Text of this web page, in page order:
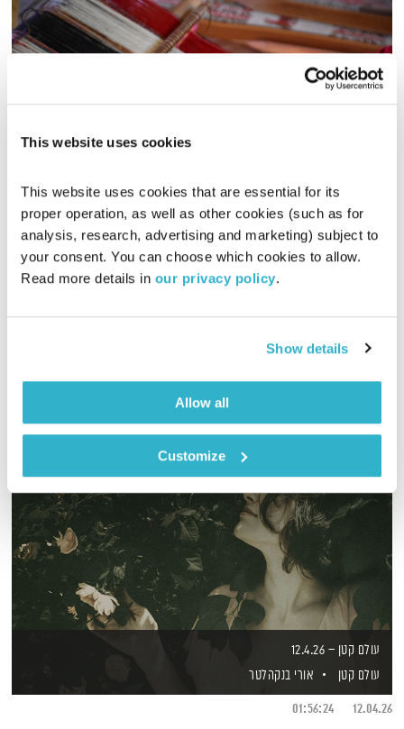
This website uses cookies
This website uses cookies that are essential for its
proper operation, as well as other cookies (such as for
analysis, research, advertising and marketing) subject to
your consent. You can choose which cookies to allow.
Read more details in our privacy policy.
Show details
Allow all
Customize
עולם קטן
אורי בנקהלטר
02.03.16
01:56:08
עולם קטן – 12.4.26
עולם קטן
אורי בנקהלטר
12.04.26
01:56:24